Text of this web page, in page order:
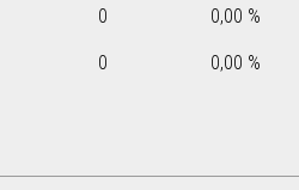
0
0,00 %
0 0,00 %